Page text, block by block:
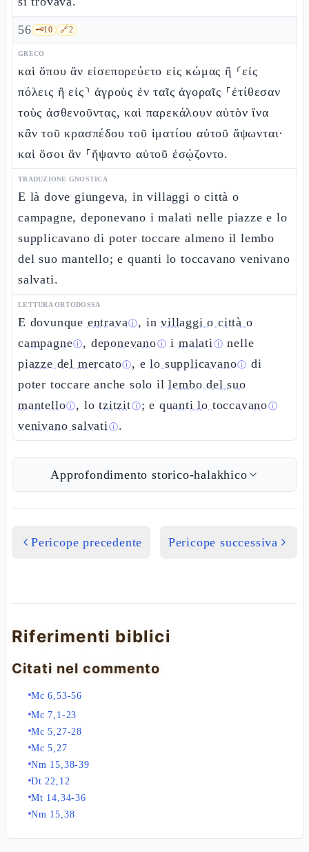
56 🗝️10 🔗2
GRECO
καὶ ὅπου ἂν εἰσεπορεύετο εἰς κώμας ἢ ⸂εἰς
πόλεις ἢ εἰς⸃ ἀγροὺς ἐν ταῖς ἀγοραῖς ⸀ἐτίθεσαν
τοὺς ἀσθενοῦντας, καὶ παρεκάλουν αὐτὸν ἵνα
κἂν τοῦ κρασπέδου τοῦ ἱματίου αὐτοῦ ἅψωνται·
καὶ ὅσοι ἂν ⸀ἥψαντο αὐτοῦ ἐσῴζοντο.
TRADUZIONE GNOSTICA
E là dove giungeva, in villaggi o città o
campagne, deponevano i malati nelle piazze e lo
supplicavano di poter toccare almeno il lembo
del suo mantello; e quanti lo toccavano venivano
salvati.
LETTURA ORTODOSSA
E dovunque entravaⓘ, invillaggi o città o
campagneⓘ, deponevanoⓘ imalatiⓘ nelle
piazze del mercatoⓘ, elo supplicavanoⓘ di
poter toccare anche solo illembo del suo
mantelloⓘ, lotzitzitⓘ; e quanti lo toccavanoⓘ
venivano salvatiⓘ.
Approfondimento storico-halakhico
Pericope precedente Pericope successiva
Riferimenti biblici
Citati nel commento
Mc 6,53-56
Mc 7,1-23
Mc 5,27-28
Mc 5,27
Nm 15,38-39
Dt 22,12
Mt 14,34-36
Nm 15,38